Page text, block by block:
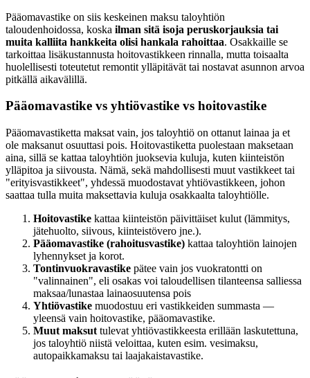
Pääomavastike on siis keskeinen maksu taloyhtiön
taloudenhoidossa, koska ilman sitä isoja peruskorjauksia tai
muita kalliita hankkeita olisi hankala rahoittaa. Osakkaille se
tarkoittaa lisäkustannusta hoitovastikkeen rinnalla, mutta toisaalta
huolellisesti toteutetut remontit ylläpitävät tai nostavat asunnon arvoa
pitkällä aikavälillä.
Pääomavastike vs yhtiövastike vs hoitovastike
Pääomavastiketta maksat vain, jos taloyhtiö on ottanut lainaa ja et
ole maksanut osuuttasi pois. Hoitovastiketta puolestaan maksetaan
aina, sillä se kattaa taloyhtiön juoksevia kuluja, kuten kiinteistön
ylläpitoa ja siivousta. Nämä, sekä mahdollisesti muut vastikkeet tai
"erityisvastikkeet", yhdessä muodostavat yhtiövastikkeen, johon
saattaa tulla muita maksettavia kuluja osakkaalta taloyhtiölle.
Hoitovastike kattaa kiinteistön päivittäiset kulut (lämmitys,
jätehuolto, siivous, kiinteistövero jne.).
Pääomavastike (rahoitusvastike) kattaa taloyhtiön lainojen
lyhennykset ja korot.
Tontinvuokravastike pätee vain jos vuokratontti on
"valinnainen", eli osakas voi taloudellisen tilanteensa salliessa
maksaa/lunastaa lainaosuutensa pois
Yhtiövastike muodostuu eri vastikkeiden summasta —
yleensä vain hoitovastike, pääomavastike.
Muut maksut tulevat yhtiövastikkeesta erillään laskutettuna,
jos taloyhtiö niistä veloittaa, kuten esim. vesimaksu,
autopaikkamaksu tai laajakaistavastike.